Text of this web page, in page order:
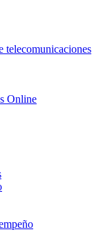
telecomunicaciones
Online